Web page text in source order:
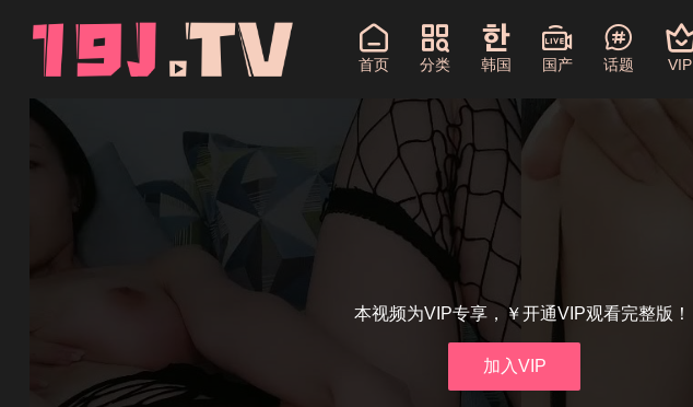
首页 分类 韩国 国产 话题 VIP
本视频为VIP专享，￥开通VIP观看完整版！
加入VIP